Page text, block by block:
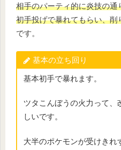
相手のパーティ的に炎技の通
初手投げで暴れてもらい、削
です。
基本の立ち回り
基本初手で暴れます。
ツタこんぼうの火力って、
しいです。
大半のポケモンが受けきれ